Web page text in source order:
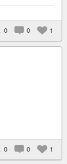
0 0 1
0 0 1